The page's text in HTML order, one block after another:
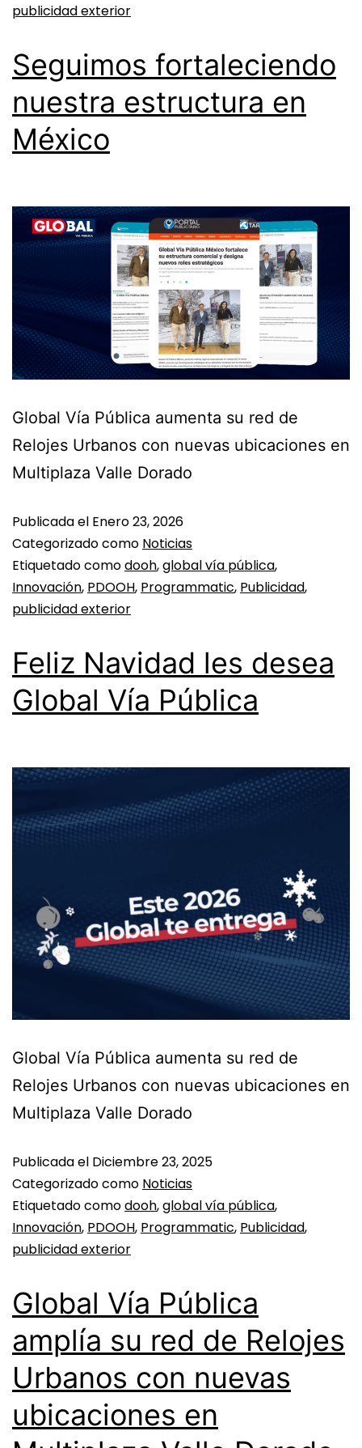
publicidad exterior
Seguimos fortaleciendo
nuestra estructura en
México
Global Vía Pública aumenta su red de
Relojes Urbanos con nuevas ubicaciones en
Multiplaza Valle Dorado
Publicada el Enero 23, 2026
Categorizado como Noticias
Etiquetado comodooh,global vía pública,
Innovación, PDOOH, Programmatic, Publicidad,
publicidad exterior
Feliz Navidad les desea
Global Vía Pública
Global Vía Pública aumenta su red de
Relojes Urbanos con nuevas ubicaciones en
Multiplaza Valle Dorado
Publicada el Diciembre 23, 2025
Categorizado como Noticias
Etiquetado comodooh,global vía pública,
Innovación, PDOOH, Programmatic, Publicidad,
publicidad exterior
Global Vía Pública
amplía su red de Relojes
Urbanos con nuevas
ubicaciones en